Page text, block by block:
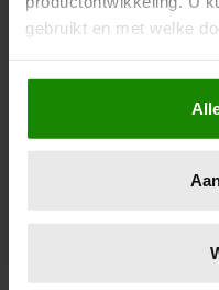
gebruikt en met welke
Als u het toestaat, willen
Informatie
locatie, die tot een
scannen op
verwerkt en stel uw